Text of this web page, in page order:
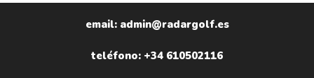
email: admin@radargolf.es
teléfono: +34 610502116